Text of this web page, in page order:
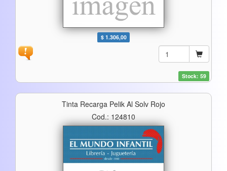
$ 1.306,00
Stock: 59
Tinta Recarga Pelik Al Solv Rojo
Cod.: 124810